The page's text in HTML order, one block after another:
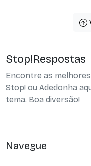
Stop!Respostas
Encontre as
Stop! ou Adedonha
tema. Boa diversão!
Navegue